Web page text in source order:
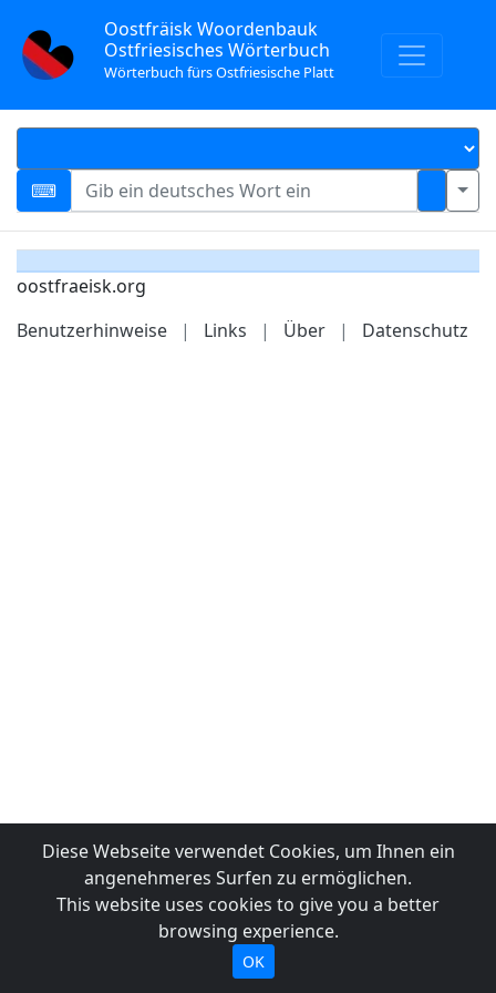
Oostfräisk Woordenbauk
Ostfriesisches Wörterbuch
Wörterbuch fürs Ostfriesische Platt
oostfraeisk.org
Benutzerhinweise
| Links | Über | Datenschutz
Diese Webseite verwendet Cookies, um Ihnen ein
angenehmeres Surfen zu ermöglichen.
This website uses cookies to give you a better
browsing experience.
OK